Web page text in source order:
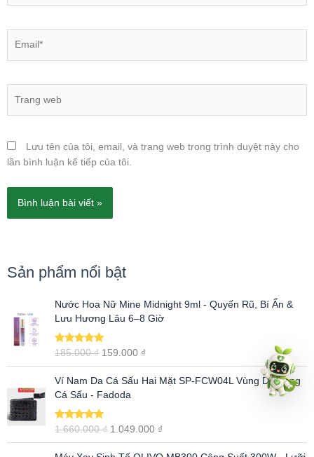
web
Lưu tên của tôi, email, và trang web trong trình duyệt này cho
lần bình luận kế tiếp của tôi.
Sản phẩm nổi bật
Nước Hoa Nữ Mine Midnight 9ml - Quyến Rũ, Bí Ẩn &
Lưu Hương Lâu 6–8 Giờ
Được xếp
sao
185.000₫
G
á
g
ố
c
l
à
:
1
5
159.000 ₫
G
ệ
n
i
à
Ví Nam Da Cá Sấu Hai Mặt SP-FCW04L Vùng Da Lưng
Cá Sấu - Fadoda
Được xếp
sao
1.660.000₫
G
ố
c
1.049.000 ₫
G
ệ
G G